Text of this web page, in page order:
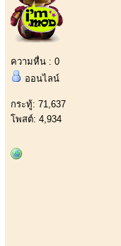
ความหื่น : 0
ออนไลน์
กระทู้: 71,637
โพสต์: 4,934